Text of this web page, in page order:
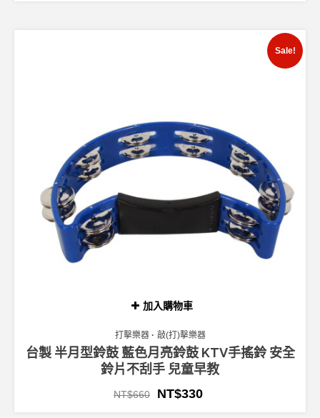
加入購物車
Sale!
打擊樂器 敲(打)擊樂器
台製 半月型鈴鼓 藍色月亮鈴鼓 KTV手搖鈴 安全
鈴片不刮手 兒童早教
NT$660 NT$330